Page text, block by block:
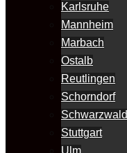
Karlsruhe
Mannheim
Marbach
Ostalb
Reutlingen
Schorndorf
Schwarzwald
Stuttgart
Ulm